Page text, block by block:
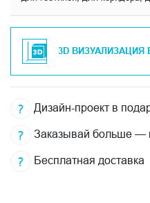
3D ВИЗУАЛИЗАЦИЯ
Дизайн-проект в
Заказывай больше —
Бесплатная доставка